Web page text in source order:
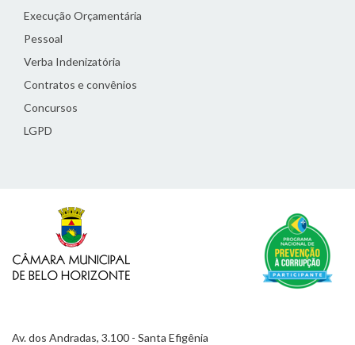
Execução Orçamentária
Pessoal
Verba Indenizatória
Contratos e convênios
Concursos
LGPD
Av. dos Andradas, 3.100 - Santa Efigênia